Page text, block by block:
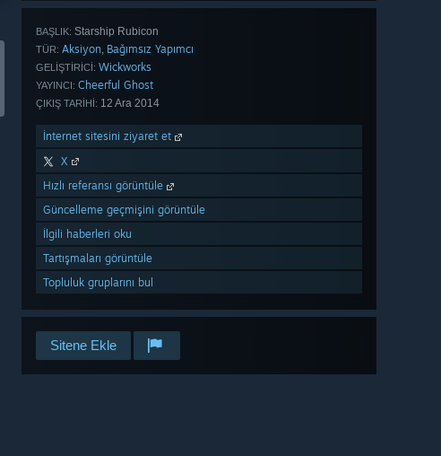
BAŞLIK: Starship Rubicon
TÜR: Aksiyon, Bağımsız Yapımcı
GELIŞTIRICI: Wickworks
YAYINCI: Cheerful Ghost
ÇIKIŞ TARIHI: 12 Ara 2014
İnternet sitesini ziyaret et
X
Hızlı referansı görüntüle
Güncelleme geçmişini görüntüle
İlgili haberleri oku
Tartışmaları görüntüle
Topluluk gruplarını bul
Sitene Ekle